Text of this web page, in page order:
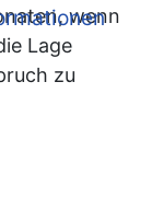
wenn
Lage
zu